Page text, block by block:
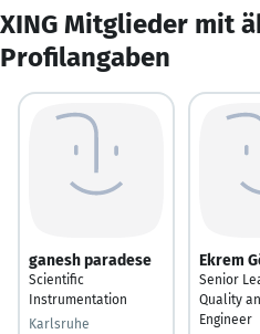
XING Mitglieder mit
Profilangaben
ganesh paradese
Scientific
Instrumentation
Karlsruhe
Ekrem
Senior
Quality
Engineer